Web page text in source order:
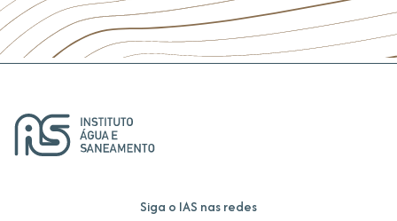
Siga o IAS nas redes